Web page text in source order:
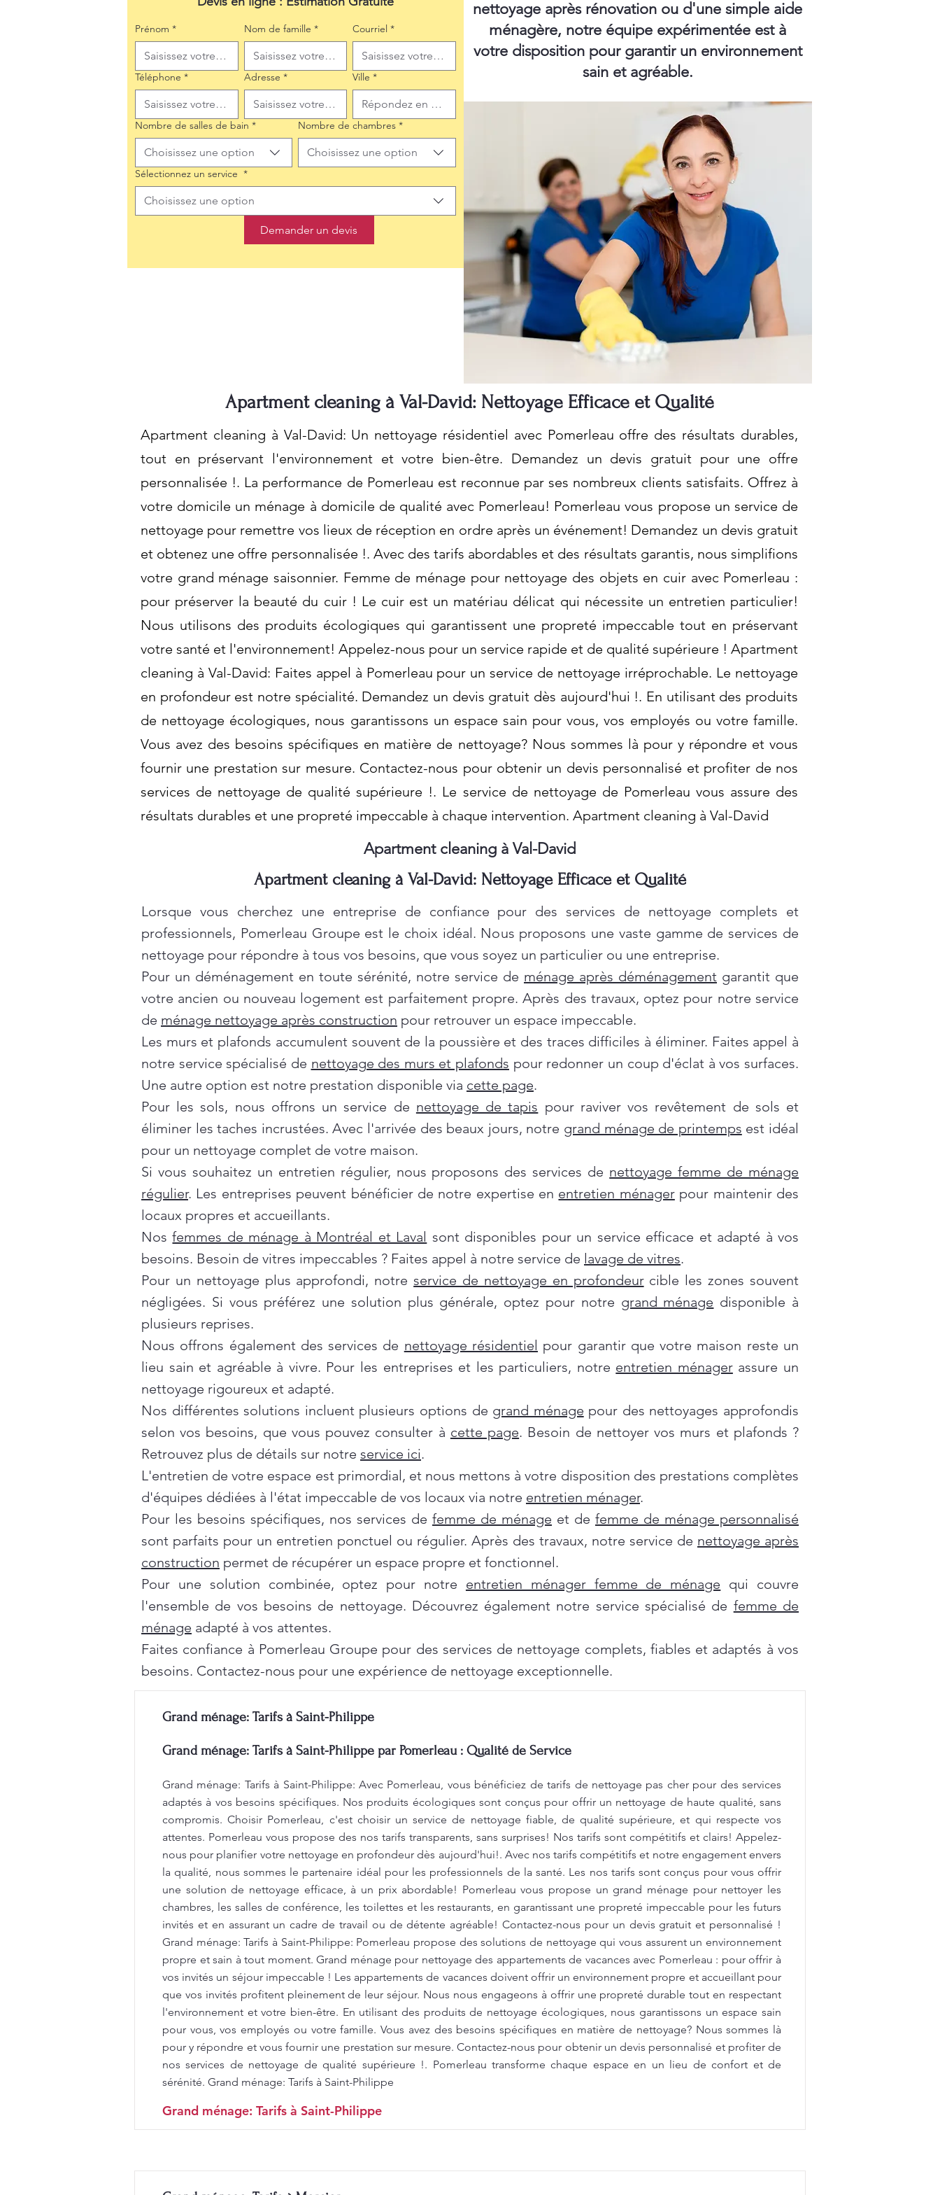
Prénom * Nom de famille * Courriel *
Téléphone * Adresse * Ville *
Nombre de salles de bain *
Choisissez une option
Nombre de chambres *
Choisissez une option
Sélectionnez un service *
Choisissez une option
Demander un devis
nettoyage après rénovation ou d'une simple aide
ménagère, notre équipe expérimentée est à
votre disposition pour garantir un environnement
sain et agréable.
Apartment cleaning à Val-David: Nettoyage Efficace et Qualité
Apartment cleaning à Val-David: Un nettoyage résidentiel avec Pomerleau offre des résultats durables,
tout en préservant l'environnement et votre bien-être. Demandez un devis gratuit pour une offre
personnalisée !. La performance de Pomerleau est reconnue par ses nombreux clients satisfaits. Offrez à
votre domicile un ménage à domicile de qualité avec Pomerleau! Pomerleau vous propose un service de
nettoyage pour remettre vos lieux de réception en ordre après un événement! Demandez un devis gratuit
et obtenez une offre personnalisée !. Avec des tarifs abordables et des résultats garantis, nous simplifions
votre grand ménage saisonnier. Femme de ménage pour nettoyage des objets en cuir avec Pomerleau :
pour préserver la beauté du cuir ! Le cuir est un matériau délicat qui nécessite un entretien particulier!
Nous utilisons des produits écologiques qui garantissent une propreté impeccable tout en préservant
votre santé et l'environnement! Appelez-nous pour un service rapide et de qualité supérieure ! Apartment
cleaning à Val-David: Faites appel à Pomerleau pour un service de nettoyage irréprochable. Le nettoyage
en profondeur est notre spécialité. Demandez un devis gratuit dès aujourd'hui !. En utilisant des produits
de nettoyage écologiques, nous garantissons un espace sain pour vous, vos employés ou votre famille.
Vous avez des besoins spécifiques en matière de nettoyage? Nous sommes là pour y répondre et vous
fournir une prestation sur mesure. Contactez-nous pour obtenir un devis personnalisé et profiter de nos
services de nettoyage de qualité supérieure !. Le service de nettoyage de Pomerleau vous assure des
résultats durables et une propreté impeccable à chaque intervention. Apartment cleaning à Val-David
Apartment cleaning à Val-David
Apartment cleaning à Val-David: Nettoyage Efficace et Qualité
Lorsque vous cherchez une entreprise de confiance pour des services de nettoyage complets et
professionnels, Pomerleau Groupe est le choix idéal. Nous proposons une vaste gamme de services de
nettoyage pour répondre à tous vos besoins, que vous soyez un particulier ou une entreprise.
Pour un déménagement en toute sérénité, notre service de ménage après déménagement garantit que
votre ancien ou nouveau logement est parfaitement propre. Après des travaux, optez pour notre service
de ménage nettoyage après construction pour retrouver un espace impeccable.
Les murs et plafonds accumulent souvent de la poussière et des traces difficiles à éliminer. Faites appel à
notre service spécialisé de nettoyage des murs et plafonds pour redonner un coup d'éclat à vos surfaces.
Une autre option est notre prestation disponible via cette page.
Pour les sols, nous offrons un service de nettoyage de tapis pour raviver vos revêtement de sols et
éliminer les taches incrustées. Avec l'arrivée des beaux jours, notre grand ménage de printemps est idéal
pour un nettoyage complet de votre maison.
Si vous souhaitez un entretien régulier, nous proposons des services de nettoyage femme de ménage
régulier. Les entreprises peuvent bénéficier de notre expertise en entretien ménagerpour maintenir des
locaux propres et accueillants.
Nosfemmes de ménage à Montréal et Laval sont disponibles pour un service efficace et adapté à vos
besoins. Besoin de vitres impeccables ? Faites appel à notre service de lavage de vitres.
Pour un nettoyage plus approfondi, notreservice de nettoyage en profondeurcible les zones souvent
négligées. Si vous préférez une solution plus générale, optez pour notre grand ménage disponible à
plusieurs reprises.
Nous offrons également des services de nettoyage résidentiel pour garantir que votre maison reste un
lieu sain et agréable à vivre. Pour les entreprises et les particuliers, notre entretien ménagerassure un
nettoyage rigoureux et adapté.
Nos différentes solutions incluent plusieurs options de grand ménage pour des nettoyages approfondis
selon vos besoins, que vous pouvez consulter à cette page. Besoin de nettoyer vos murs et plafonds ?
Retrouvez plus de détails sur notre service ici.
L'entretien de votre espace est primordial, et nous mettons à votre disposition des prestations complètes
d'équipes dédiées à l'état impeccable de vos locaux via notre entretien ménager.
Pour les besoins spécifiques, nos services de femme de ménage et de femme de ménage personnalisé
sont parfaits pour un entretien ponctuel ou régulier. Après des travaux, notre service de nettoyage après
construction permet de récupérer un espace propre et fonctionnel.
Pour une solution combinée, optez pour notre entretien ménager femme de ménage qui couvre
l'ensemble de vos besoins de nettoyage. Découvrez également notre service spécialisé de femme de
ménage adapté à vos attentes.
Faites confiance à Pomerleau Groupe pour des services de nettoyage complets, fiables et adaptés à vos
besoins. Contactez-nous pour une expérience de nettoyage exceptionnelle.
Grand ménage: Tarifs à Saint-Philippe
Grand ménage: Tarifs à Saint-Philippe par Pomerleau : Qualité de Service
Grand ménage: Tarifs à Saint-Philippe: Avec Pomerleau, vous bénéficiez de tarifs de nettoyage pas cher pour des services
adaptés à vos besoins spécifiques. Nos produits écologiques sont conçus pour offrir un nettoyage de haute qualité, sans
compromis. Choisir Pomerleau, c'est choisir un service de nettoyage fiable, de qualité supérieure, et qui respecte vos
attentes. Pomerleau vous propose des nos tarifs transparents, sans surprises! Nos tarifs sont compétitifs et clairs! Appelez-
nous pour planifier votre nettoyage en profondeur dès aujourd'hui!. Avec nos tarifs compétitifs et notre engagement envers
la qualité, nous sommes le partenaire idéal pour les professionnels de la santé. Les nos tarifs sont conçus pour vous offrir
une solution de nettoyage efficace, à un prix abordable! Pomerleau vous propose un grand ménage pour nettoyer les
chambres, les salles de conférence, les toilettes et les restaurants, en garantissant une propreté impeccable pour les futurs
invités et en assurant un cadre de travail ou de détente agréable! Contactez-nous pour un devis gratuit et personnalisé !
Grand ménage: Tarifs à Saint-Philippe: Pomerleau propose des solutions de nettoyage qui vous assurent un environnement
propre et sain à tout moment. Grand ménage pour nettoyage des appartements de vacances avec Pomerleau : pour offrir à
vos invités un séjour impeccable ! Les appartements de vacances doivent offrir un environnement propre et accueillant pour
que vos invités profitent pleinement de leur séjour. Nous nous engageons à offrir une propreté durable tout en respectant
l'environnement et votre bien-être. En utilisant des produits de nettoyage écologiques, nous garantissons un espace sain
pour vous, vos employés ou votre famille. Vous avez des besoins spécifiques en matière de nettoyage? Nous sommes là
pour y répondre et vous fournir une prestation sur mesure. Contactez-nous pour obtenir un devis personnalisé et profiter de
nos services de nettoyage de qualité supérieure !. Pomerleau transforme chaque espace en un lieu de confort et de
sérénité. Grand ménage: Tarifs à Saint-Philippe
Grand ménage: Tarifs à Saint-Philippe